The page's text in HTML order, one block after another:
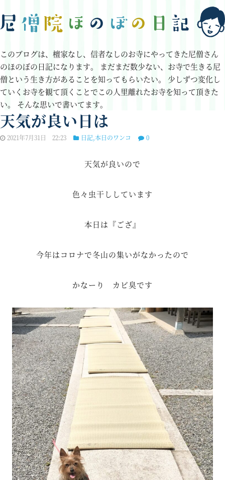
このブログは、檀家なし、信者なしのお寺にやってきた尼僧さん
のほのぼの日記になります。 まだまだ数少ない、お寺で生きる尼
僧という生き方があることを知ってもらいたい。
少しずつ変化し
ていくお寺を観て頂くことでこの人里離れたお寺を知って頂きた
い。 そんな思いで書いてます。
天気が良い日は
2021年7月31日 22:23 日記,本日のワンコ 0
天気が良いので
色々虫干ししています
本日は『ござ』
今年はコロナで冬山の集いがなかったので
かなーり カビ臭です